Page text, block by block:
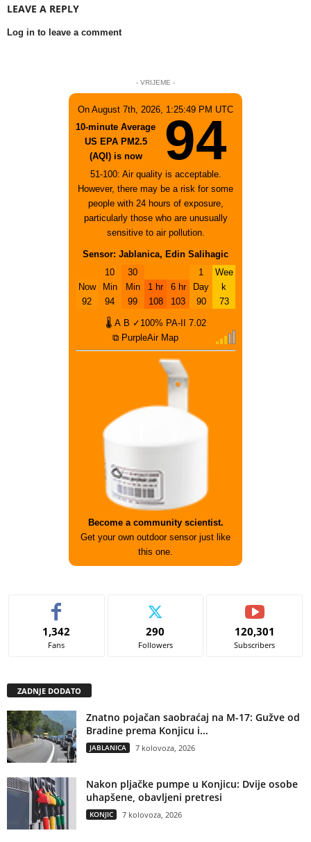
LEAVE A REPLY
Log in to leave a comment
- VRIJEME -
On August 7th, 2026, 1:25:49 PM UTC
10-minute Average
US EPA PM2.5
(AQI) is now
94
51-100: Air quality is acceptable.
However, there may be a risk for some
people with 24 hours of exposure,
particularly those who are unusually
sensitive to air pollution.
Sensor: Jablanica, Edin Salihagic
Now
92
10
Min
94
30
Min
99
1 hr
108
6 hr
103
1
Day
90
Wee
k
73
🌡 A B ✓100% PA-II
7.02
⧉ PurpleAir Map
Become a community scientist.
Get your own outdoor sensor just like
this one.
1,342
Fans
290
Followers
120,301
Subscribers
ZADNJE DODATO
Znatno pojačan saobraćaj na M-17: Gužve od
Bradine prema Konjicu i...
JABLANICA 7 kolovoza, 2026
Nakon pljačke pumpe u Konjicu: Dvije osobe
uhapšene, obavljeni pretresi
KONJIC 7 kolovoza, 2026